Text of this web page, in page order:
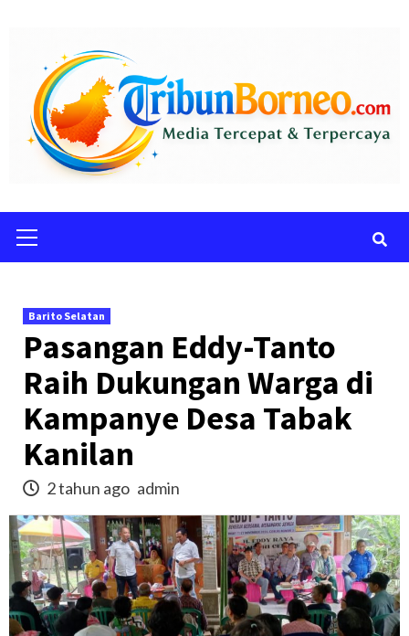
content
Menu
Barito Selatan
Pasangan Eddy-Tanto
Raih Dukungan Warga di
Kampanye Desa Tabak
Kanilan
2 tahun ago admin